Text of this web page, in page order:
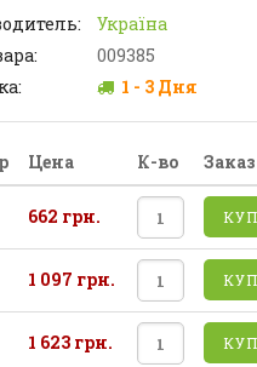
Україна
009385
1 - 3 Дня
Цена К-во Заказ
662 грн.
1 097 грн.
1 623 грн.